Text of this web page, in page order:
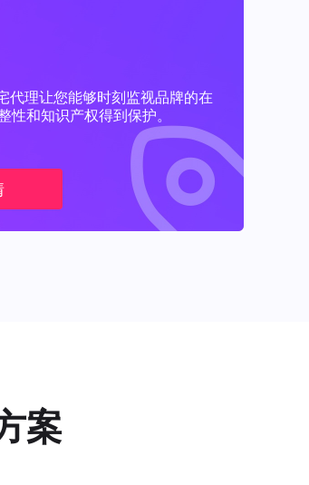
代理让您能够时刻监视品牌的在
性和知识产权得到保护。
案